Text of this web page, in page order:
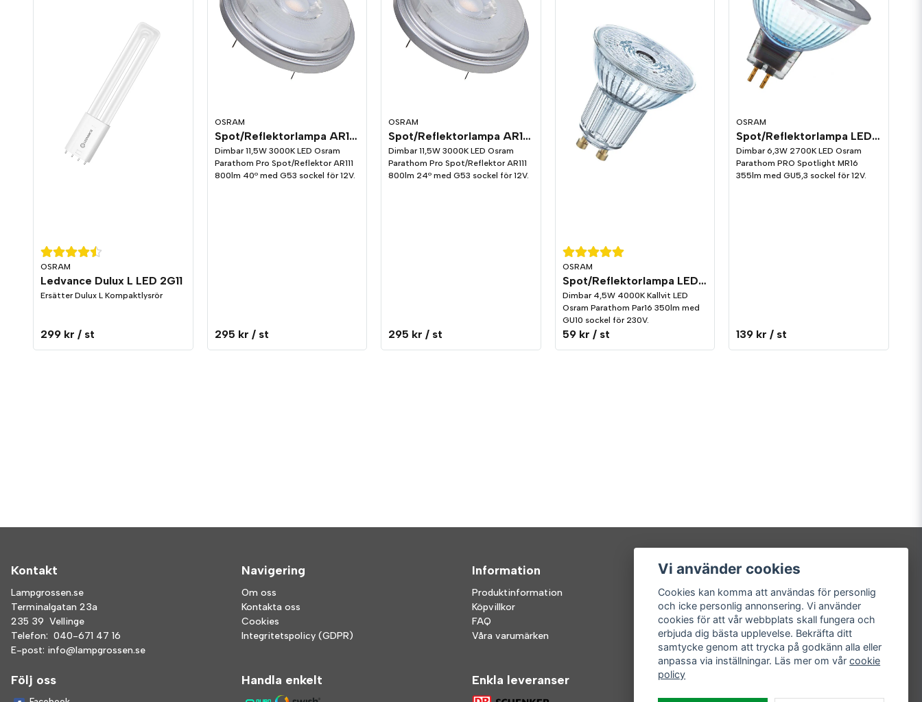
OSRAM
Ledvance Dulux L LED 2G11
Ersätter Dulux L Kompaktlysrör
299 kr / st
OSRAM
Spot/Reflektorlampa AR111 LED 800lm G53 3000K Dim
Dimbar 11,5W 3000K LED Osram
Parathom Pro Spot/Reflektor AR111
800lm 40º med G53 sockel för 12V.
295 kr / st
OSRAM
Spot/Reflektorlampa AR111 LED 800lm G53 3000K Dim
Dimbar 11,5W 3000K LED Osram
Parathom Pro Spot/Reflektor AR111
800lm 24º med G53 sockel för 12V.
295 kr / st
OSRAM
Spot/Reflektorlampa LED 350lm GU10 4000K Dim
Dimbar 4,5W 4000K Kallvit LED
Osram Parathom Par16 350lm med
GU10 sockel för 230V.
59 kr / st
OSRAM
Spot/Reflektorlampa LED 355lm GU5,3 2700K Dim
Dimbar 6,3W 2700K LED Osram
Parathom PRO Spotlight MR16
355lm med GU5,3 sockel för 12V.
139 kr / st
Kontakt
Lampgrossen.se
Terminalgatan 23a
235 39 Vellinge
Telefon: 040-671 47 16
E-post: info@lampgrossen.se
Navigering
Om oss
Kontakta oss
Cookies
Integritetspolicy (GDPR)
Information
Produktinformation
Köpvillkor
FAQ
Våra varumärken
Mitt konto
Logga in
Registrera dig
Glömt lösenord?
Följ oss Handla enkelt Enkla leveranser
Vi använder cookies
Cookies kan komma att användas för personlig
och icke personlig annonsering. Vi använder
cookies för att vår webbplats skall fungera och
erbjuda dig bästa upplevelse. Bekräfta ditt
samtycke genom att trycka på godkänn alla eller
anpassa via inställningar. Läs mer om vårcookie
policy